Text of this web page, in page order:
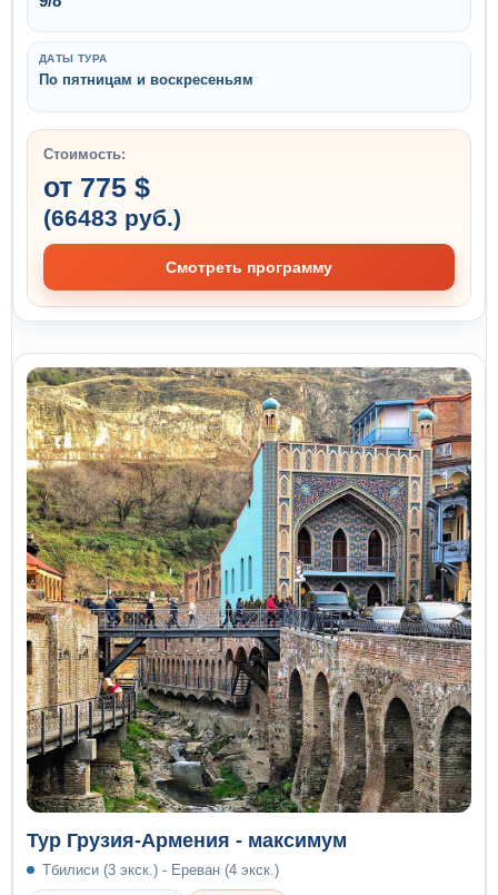
ДАТЫ ТУРА
По пятницам и воскресеньям
Стоимость:
от 775 $
(66483 руб.)
Смотреть программу
Тур Грузия-Армения - максимум
Тбилиси (3 экск.) - Ереван (4 экск.)